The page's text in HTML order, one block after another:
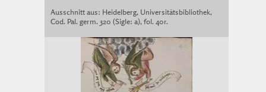
Ausschnitt aus: Heidelberg, Universitätsbibliothek,
Cod. Pal. germ. 320 (Sigle: a), fol. 40r.